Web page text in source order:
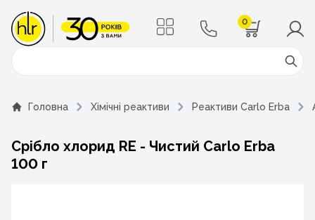
0
Поиск
Головна Хімічні реактиви Реактиви Carlo Erba
Срібло хлорид RE - Чистий Carlo Erba
100 г